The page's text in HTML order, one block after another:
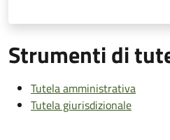
Strumenti di
Tutela amministrativa
Tutela giurisdizionale